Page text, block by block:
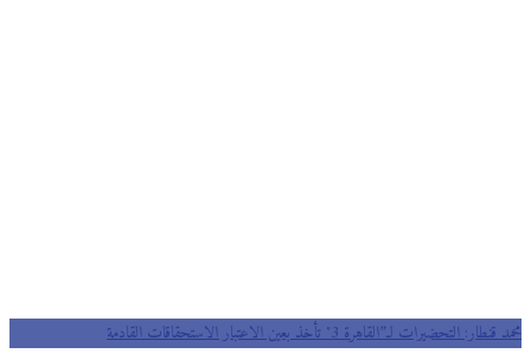
محمد قنطار: التحضيرات لـ”القاهرة 3″ تأخذ بعين الاعتبار الاستحقاقات القادمة